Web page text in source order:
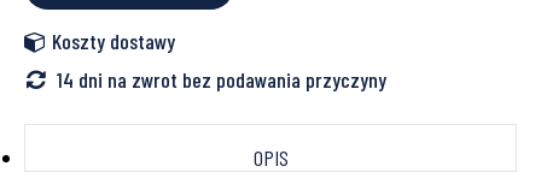
Koszty dostawy
14 dni na zwrot bez podawania przyczyny
OPIS